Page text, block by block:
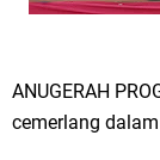
ANUGERAH
cemerlang